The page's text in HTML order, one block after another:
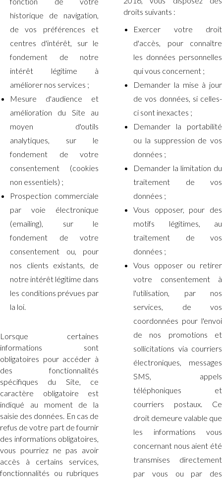
historique de navigation,
de vos préférences et
centres d'intérêt, sur le
fondement de notre
intérêt légitime à
améliorer nos services ;
Mesure d'audience et
amélioration du Site au
moyen d'outils
analytiques, sur le
fondement de votre
consentement (cookies
non essentiels) ;
Prospection commerciale
par voie électronique
(emailing), sur le
fondement de votre
consentement ou, pour
nos clients existants, de
notre intérêt légitime dans
les conditions prévues par
la loi.
Lorsque certaines
informations sont
obligatoires pour accéder à
des fonctionnalités
spécifiques du Site, ce
caractère obligatoire est
indiqué au moment de la
saisie des données. En cas de
refus de votre part de fournir
des informations obligatoires,
vous pourriez ne pas avoir
accès à certains services,
fonctionnalités ou rubriques
droits suivants :
Exercer votre droit
d'accès, pour connaître
les données personnelles
qui vous concernent ;
Demander la mise à jour
de vos données, si celles-
ci sont inexactes ;
Demander la portabilité
ou la suppression de vos
données ;
Demander la limitation du
traitement de vos
données ;
Vous opposer, pour des
motifs légitimes, au
traitement de vos
données ;
Vous opposer ou retirer
votre consentement à
l'utilisation, par nos
services, de vos
coordonnées pour l'envoi
de nos promotions et
sollicitations via courriers
électroniques, messages
SMS, appels
téléphoniques et
courriers postaux. Ce
droit demeure valable que
les informations vous
concernant nous aient été
transmises directement
par vous ou par des